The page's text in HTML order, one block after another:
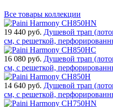
Все товары коллекции
19 440 руб. Душевой трап
см, с решеткой,
16 080 руб. Душевой трап
см, с решеткой,
14 640 руб. Душевой трап
см, с решеткой,